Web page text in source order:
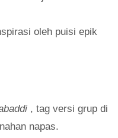
oleh puisi epik
, tag versi grup di
napas.